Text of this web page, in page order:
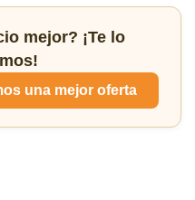
mejor? ¡Te lo
una mejor oferta